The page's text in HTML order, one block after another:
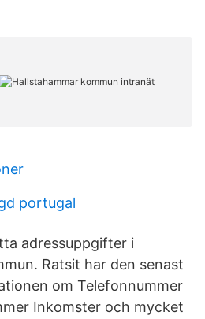
portugal
adressuppgifter i
Ratsit har den senast
om Telefonnummer
Inkomster och mycket